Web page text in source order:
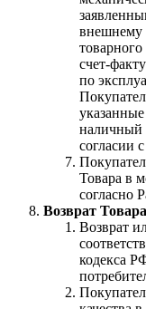
внешнему
счет-
по
наличный
согласии
Товара в
согласно
Возврат
Возврат
кодекса